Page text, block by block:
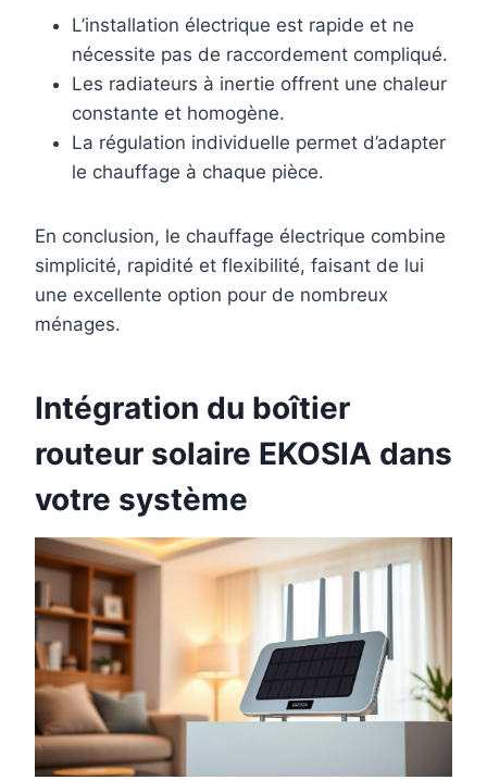
L’installation électrique est rapide et ne
nécessite pas de raccordement compliqué.
Les radiateurs à inertie offrent une chaleur
constante et homogène.
La régulation individuelle permet d’adapter
le chauffage à chaque pièce.
En conclusion, le chauffage électrique combine
simplicité, rapidité et flexibilité, faisant de lui
une excellente option pour de nombreux
ménages.
Intégration du boîtier
routeur solaire EKOSIA dans
votre système